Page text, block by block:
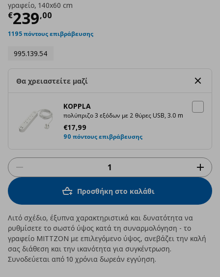
γραφείο, 140x60 cm
€239,00
Τρέχουσα τιμή
1195 πόντους επιβράβευσης
995.139.54
Θα χρειαστείτε μαζί
KOPPLA
πολύπριζο 3 εξόδων με 2 θύρες USB, 3.0 m
€17,99
Τρέχουσα τιμή
90 πόντους επιβράβευσης
Προσθήκη στο καλάθι
Λιτό σχέδιο, έξυπνα χαρακτηριστικά και δυνατότητα να
ρυθμίσετε το σωστό ύψος κατά τη συναρμολόγηση - το
γραφείο MITTZON με επιλεγόμενο ύψος, ανεβάζει την καλή
σας διάθεση και την ικανότητα για συγκέντρωση.
Συνοδεύεται από 10 χρόνια δωρεάν εγγύηση.